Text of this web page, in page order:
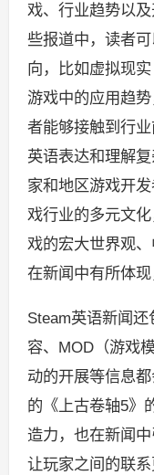
戏、行业趋势以
些报道中，读者
向，比如虚拟现
游戏中的应用趋
者能够接触到行
英语表达和理解
家和地区游戏开
戏行业的多元文
戏的宏大世界观
在新闻中有所体现
Steam英语新闻
容、MOD（游戏
动的开展等信息
的《上古卷轴5》
造力，也在新闻
让玩家之间的联